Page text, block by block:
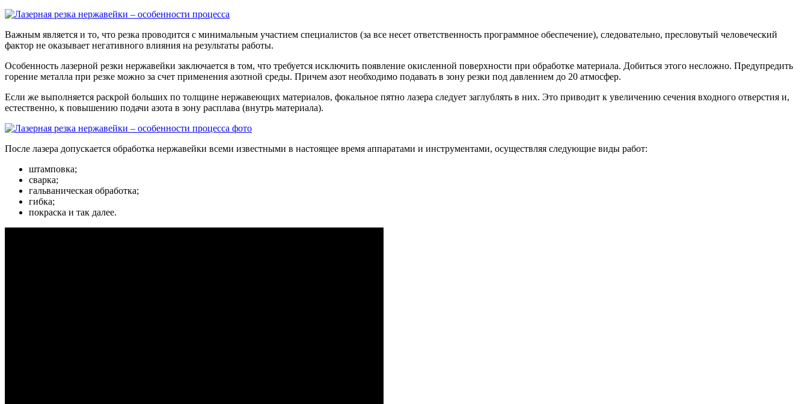
Важным является и то, что резка проводится с минимальным участием специалистов (за все несет ответственность программное обеспечение), следовательно, пресловутый человеческий
фактор не оказывает негативного влияния на результаты работы.
Особенность лазерной резки нержавейки заключается в том, что требуется исключить появление окисленной поверхности при обработке материала. Добиться этого несложно. Предупредить
горение металла при резке можно за счет применения азотной среды. Причем азот необходимо подавать в зону резки под давлением до 20 атмосфер.
Если же выполняется раскрой больших по толщине нержавеющих материалов, фокальное пятно лазера следует заглублять в них. Это приводит к увеличению сечения входного отверстия и,
естественно, к повышению подачи азота в зону расплава (внутрь материала).
После лазера допускается обработка нержавейки всеми известными в настоящее время аппаратами и инструментами, осуществляя следующие виды работ:
штамповка;
сварка;
гальваническая обработка;
гибка;
покраска и так далее.